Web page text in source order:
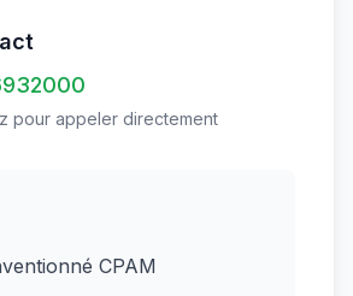
pour appeler directement
CPAM